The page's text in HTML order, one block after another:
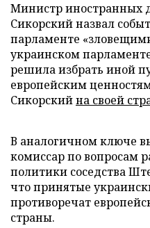
Министр иностранных
Сикорский назвал
парламенте
украинском
решила избрать иной
европейским
Сикорскийна своей
В аналогичном ключе
комиссар по вопросам
политики соседства
что принятые
противоречат
страны.